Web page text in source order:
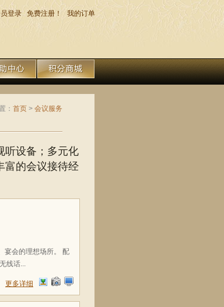
登录 免费注册！ 我的订单
： 首页 > 会议服务
听设备；多元化
富的会议接待经
宴会的理想场所。 配
线话...
更多详细